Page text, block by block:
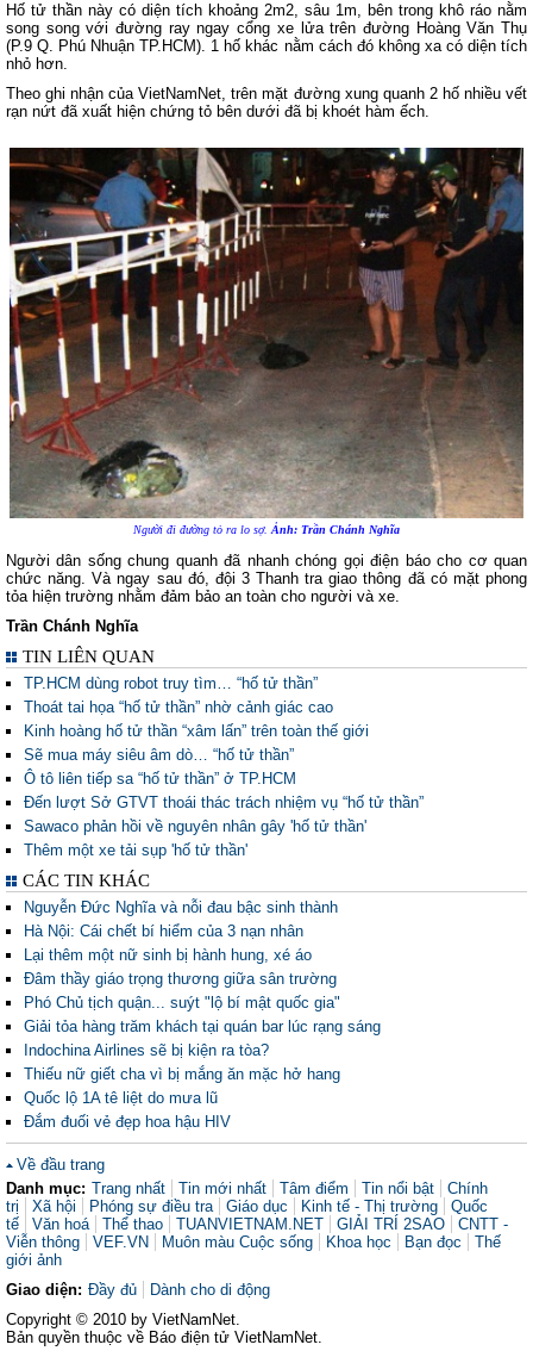
Hố tử thần này có diện tích khoảng 2m2, sâu 1m, bên trong khô ráo nằm
song song với đường ray ngay cổng xe lửa trên đường Hoàng Văn Thụ
(P.9 Q. Phú Nhuận TP.HCM). 1 hố khác nằm cách đó không xa có diện tích
nhỏ hơn.
Theo ghi nhận của VietNamNet, trên mặt đường xung quanh 2 hố nhiều vết
rạn nứt đã xuất hiện chứng tỏ bên dưới đã bị khoét hàm ếch.
Người đi đường tỏ ra lo sợ. Ảnh: Trần Chánh Nghĩa
Người dân sống chung quanh đã nhanh chóng gọi điện báo cho cơ quan
chức năng. Và ngay sau đó, đội 3 Thanh tra giao thông đã có mặt phong
tỏa hiện trường nhằm đảm bảo an toàn cho người và xe.
Trần Chánh Nghĩa
TIN LIÊN QUAN
TP.HCM dùng robot truy tìm… “hố tử thần”
Thoát tai họa “hố tử thần” nhờ cảnh giác cao
Kinh hoàng hố tử thần “xâm lấn” trên toàn thế giới
Sẽ mua máy siêu âm dò… “hố tử thần”
Ô tô liên tiếp sa “hố tử thần” ở TP.HCM
Đến lượt Sở GTVT thoái thác trách nhiệm vụ “hố tử thần”
Sawaco phản hồi về nguyên nhân gây 'hố tử thần'
Thêm một xe tải sụp 'hố tử thần'
CÁC TIN KHÁC
Nguyễn Đức Nghĩa và nỗi đau bậc sinh thành
Hà Nội: Cái chết bí hiểm của 3 nạn nhân
Lại thêm một nữ sinh bị hành hung, xé áo
Đâm thầy giáo trọng thương giữa sân trường
Phó Chủ tịch quận... suýt "lộ bí mật quốc gia"
Giải tỏa hàng trăm khách tại quán bar lúc rạng sáng
Indochina Airlines sẽ bị kiện ra tòa?
Thiếu nữ giết cha vì bị mắng ăn mặc hở hang
Quốc lộ 1A tê liệt do mưa lũ
Đắm đuối vẻ đẹp hoa hậu HIV
Về đầu trang
Danh mục: Trang nhất Tin mới nhất Tâm điểm Tin nổi bật
Chính
trị
Xã hội Phóng sự điều tra Giáo dục Kinh tế - Thị trường
Quốc
tế
Văn hoá Thể thao TUANVIETNAM.NET GIẢI TRÍ 2SAO
CNTT -
Viễn thông
VEF.VN Muôn màu Cuộc sống Khoa học Bạn đọc
Thế
giới ảnh
Giao diện: Đầy đủ
Dành cho di động
Copyright © 2010 by VietNamNet.
Bản quyền thuộc về Báo điện tử VietNamNet.